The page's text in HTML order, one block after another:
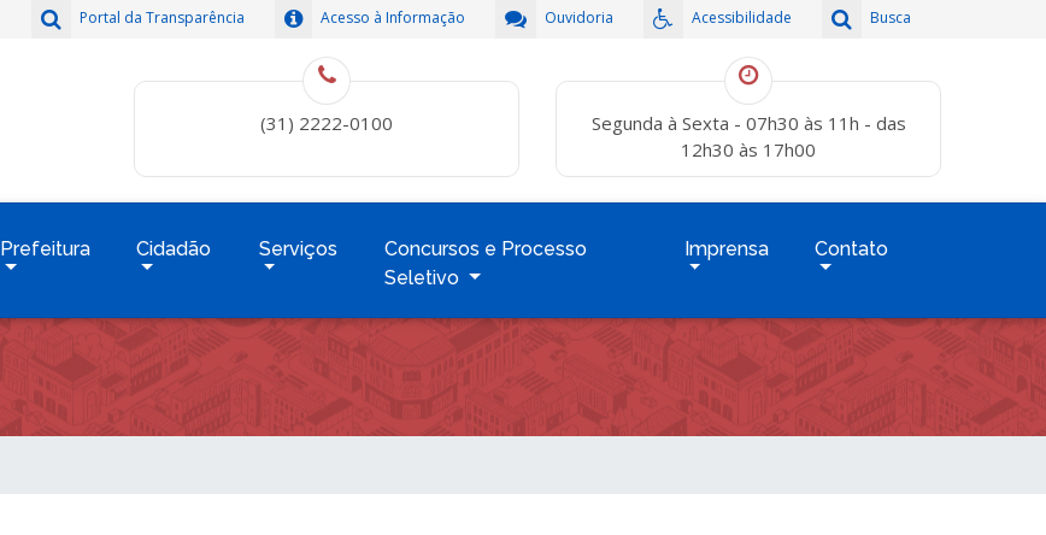
Busca
Acessibilidade
Ouvidoria
Acesso à Informação
Portal da Transparência
(31) 2222-0100
Segunda à Sexta - 07h30 às 11h - das
12h30 às 17h00
Prefeitura Cidadão Serviços
Concursos e Processo
Seletivo
Imprensa Contato